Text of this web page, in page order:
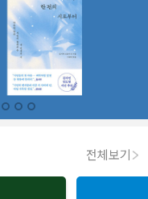
전체보기